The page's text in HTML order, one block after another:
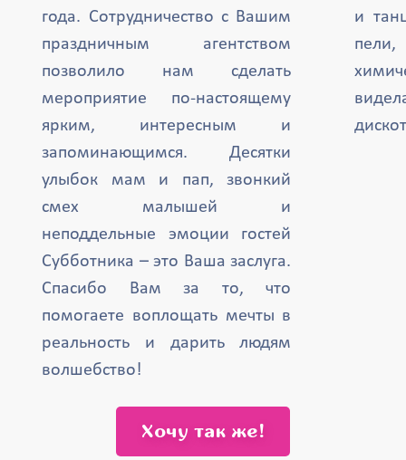
года. Сотрудничество с Вашим
праздничным агентством
позволило нам сделать
мероприятие по-настоящему
ярким, интересным и
запоминающимся. Десятки
улыбок мам и пап, звонкий
смех малышей и
неподдельные эмоции гостей
Субботника – это Ваша заслуга.
Спасибо Вам за то, что
помогаете воплощать мечты в
реальность и дарить людям
волшебство!
и
Хочу так же!